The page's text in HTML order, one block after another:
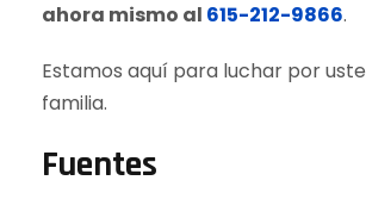
ahora mismo al 615-212-9866.
Estamos aquí para luchar por
familia.
Fuentes